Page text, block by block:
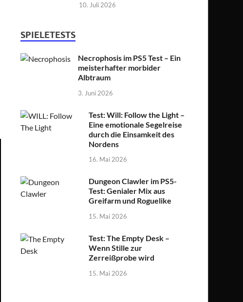
10. Juli 2026
SPIELETESTS
Necrophosis im PS5 Test – Ein
meisterhafter morbider
Albtraum
3. Juni 2026
Test: Will: Follow the Light –
Eine emotionale Segelreise
durch die Einsamkeit des
Nordens
16. Mai 2026
Dungeon Clawler im PS5-
Test: Genialer Mix aus
Greifarm und Roguelike
15. Mai 2026
Test: The Empty Desk –
Wenn Stille zur
Zerreißprobe wird
15. Mai 2026